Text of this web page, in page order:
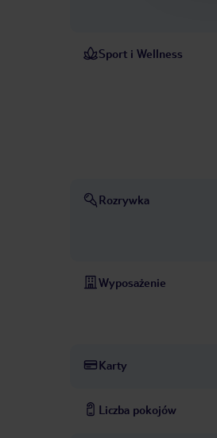
Sport i Wellness
Rozrywka
Wyposażenie
Karty
Liczba pokojów